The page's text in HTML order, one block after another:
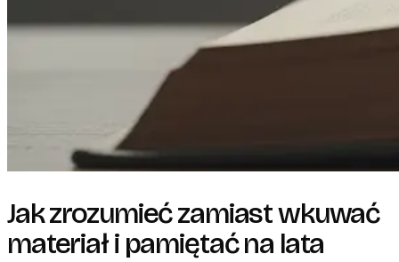
Jak zrozumieć zamiast wkuwać
materiał i pamiętać na lata